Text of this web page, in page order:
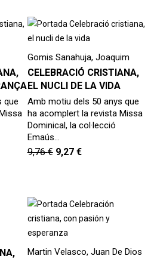
que
Gomis Sanahuja, Joaquim
CELEBRACIÓ CRISTIANA,
EL NUCLI DE LA VIDA
Amb motiu dels 50 anys que
ha acomplert la revista Missa
Dominical, la col·lecció
Emaús…
9,76€ 9,27 €
Martin Velasco, Juan De Dios